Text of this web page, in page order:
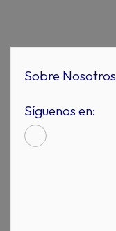
Sobre Nosotros
Síguenos en: